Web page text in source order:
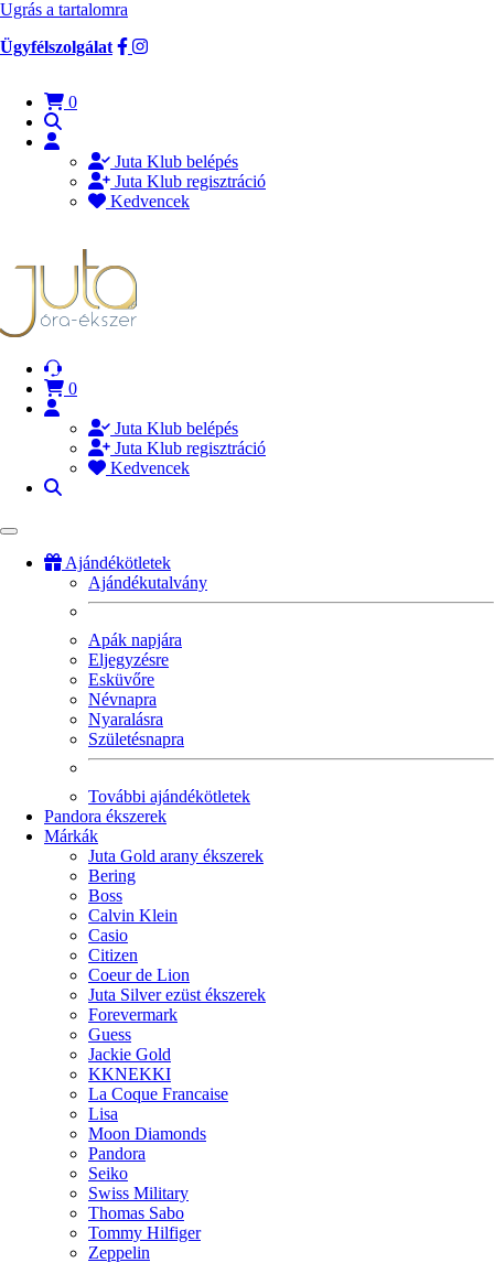
Ugrás a tartalomra
Ügyfélszolgálat
0
Juta Klub belépés
Juta Klub regisztráció
Kedvencek
0
Juta Klub belépés
Juta Klub regisztráció
Kedvencek
Ajándékötletek
Ajándékutalvány
Apák napjára
Eljegyzésre
Esküvőre
Névnapra
Nyaralásra
Születésnapra
További ajándékötletek
Pandora ékszerek
Márkák
Juta Gold arany ékszerek
Bering
Boss
Calvin Klein
Casio
Citizen
Coeur de Lion
Juta Silver ezüst ékszerek
Forevermark
Guess
Jackie Gold
KKNEKKI
La Coque Francaise
Lisa
Moon Diamonds
Pandora
Seiko
Swiss Military
Thomas Sabo
Tommy Hilfiger
Zeppelin